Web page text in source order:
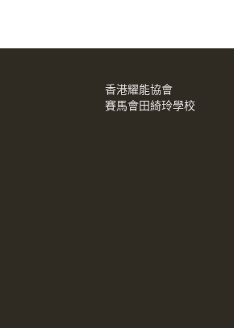
香港耀能協會
賽馬會田綺玲學校